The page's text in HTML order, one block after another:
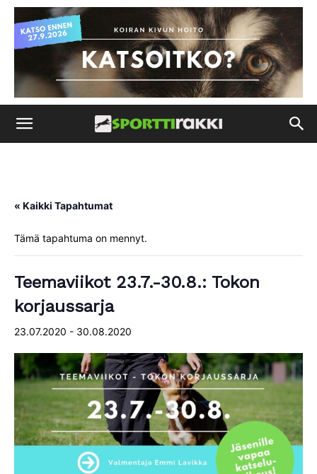
« Kaikki Tapahtumat
Tämä tapahtuma on mennyt.
Teemaviikot 23.7.-30.8.: Tokon
korjaussarja
23.07.2020 - 30.08.2020